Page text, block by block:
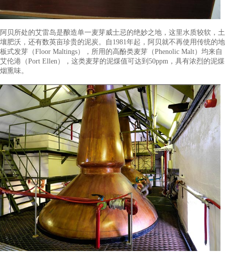
认为是世界上纯粹的泥煤味威士忌生产商之一，据其称其使用的
酚含量高达50ppm。酒厂自1798年开始生产威士忌，并于1815年
化生产。
品牌工艺